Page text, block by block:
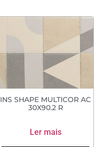
INS SHAPE MULTICOR AC
30X90.2 R
Ler mais